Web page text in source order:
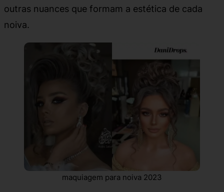
outras nuances que formam a estética de cada
noiva.
maquiagem para noiva 2023